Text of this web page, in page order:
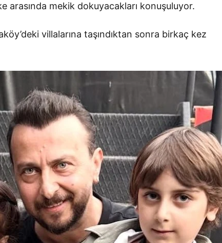
arasında mekik dokuyacakları konuşuluyor.
villalarına taşındıktan sonra birkaç kez